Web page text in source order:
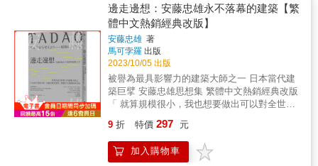
氣勢磅礡的圓頂是世界最大的磚造穹頂建築，
而且由於建造時僅給予各工匠所需的施工圖，
完整設計圖始終保密，其建成的全部工法一直
無人知曉。 百年難題與脫穎而出的建築天才
西元1296年，擁有堅強經濟實力的佛羅倫斯決
定要興建一座屬於自己的大教堂。為了讓教堂
的規模無人能及，人民公投加上了直徑43公尺
的磚造圓頂，落成後將會是世界上最大、最高
的圓頂建築。然而直至1418年，卻因為設計圖
中的巨大圓頂頻頻坍塌，令動工一百多年的大
解決之道。出人意料地，脫穎而出的作品並非
出自石匠或木匠之手，而是一位沒有受過建築
邊走邊想：安藤忠雄永不落幕的建築【繁
體中文熱銷經典改版】
安藤忠雄 著
馬可孛羅 出版
2023/10/05 出版
被譽為最具影響力的建築大師之一 日本當代建
築巨擘 安藤忠雄思想集 繁體中文熱銷經典改版
「 就算規模很小，我也想要做出可以對全世界
點。 & 齊聲推薦 都市偵探、實踐大學建築學系
副教授 | 李清志 建築評論家、小說家 | 阮慶岳
亞洲大學講座教授 | 劉育東 建築觀察寫作者、
9 折 特價 297 元
加入購物車